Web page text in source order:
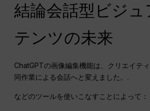
結論会話型ビジュ
テンツの未来
ChatGPTの画像編集機能は、クリエイテ
同作業による会話へと変えました。.
などのツールを使いこなすことによって：